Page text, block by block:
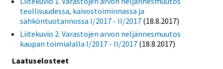
teollisuudessa, kaivostoiminnassa ja
sähköntuotannossa I/2017 - II/2017 (18.8.2017)
Liitekuvio 2. Varastojen arvon neljännesmuutos
kaupan toimialalla I/2017 - II/2017 (18.8.2017)
Laatuselosteet